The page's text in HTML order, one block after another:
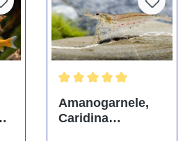
Amanogarnele,
Caridina